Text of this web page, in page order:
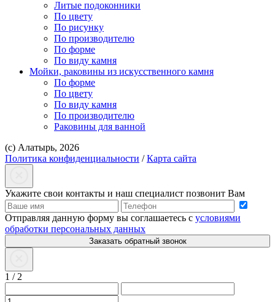
Литые подоконники
По цвету
По рисунку
По производителю
По форме
По виду камня
Мойки, раковины из искусственного камня
По форме
По цвету
По виду камня
По производителю
Раковины для ванной
(с) Алатырь, 2026
Политика конфиденциальности /Карта сайта
Укажите свои контакты и наш специалист позвонит Вам
Отправляя данную форму вы соглашаетесь с условиями
обработки персональных данных
Заказать обратный звонок
1 / 2